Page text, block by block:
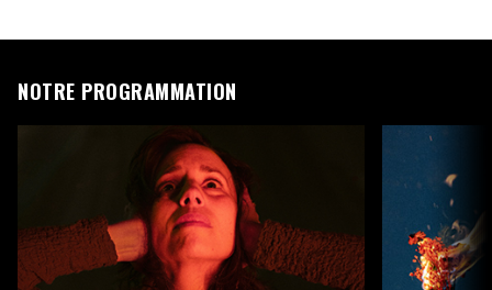
NOTRE PROGRAMMATION